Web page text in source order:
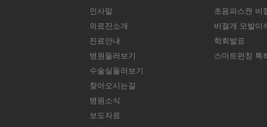
인사말
의료진소개
진료안내
병원둘러보기
수술실둘러보기
찾아오시는길
병원소식
보도자료
초음파스캔 비
비절개 모발이
학회발표
스마트펀칭 특